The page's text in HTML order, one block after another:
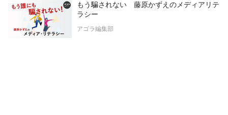
もう騙されない 藤原かずえのメディアリテ
ラシー
アゴラ編集部